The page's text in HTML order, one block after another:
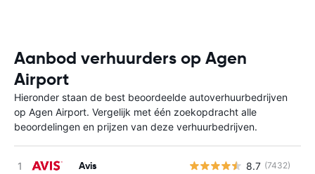
Aanbod verhuurders op Agen
Airport
Hieronder staan de best beoordeelde autoverhuurbedrijven
op Agen Airport. Vergelijk met één zoekopdracht alle
beoordelingen en prijzen van deze verhuurbedrijven.
Avis 8.7 (7432)